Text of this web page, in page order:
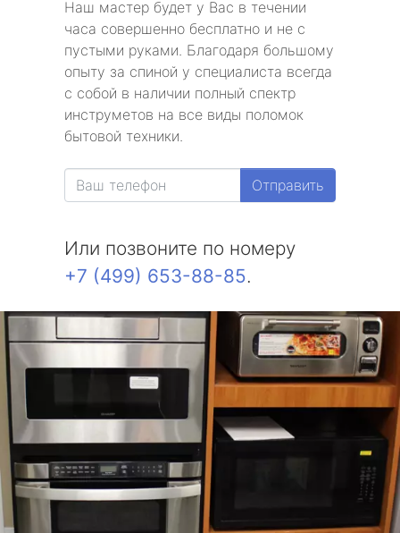
Наш мастер будет у Вас в течении
часа совершенно бесплатно и не с
пустыми руками. Благодаря большому
опыту за спиной у специалиста всегда
с собой в наличии полный спектр
инструметов на все виды поломок
бытовой техники.
Отправить
Или позвоните по номеру
+7 (499) 653-88-85.